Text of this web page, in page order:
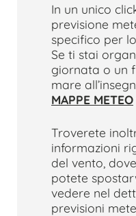
In un unico
previsione
specifico per
Se ti stai
giornata o un
mare
MAPPE METEO
Troverete
informazioni
del vento,
potete
vedere nel
previsioni